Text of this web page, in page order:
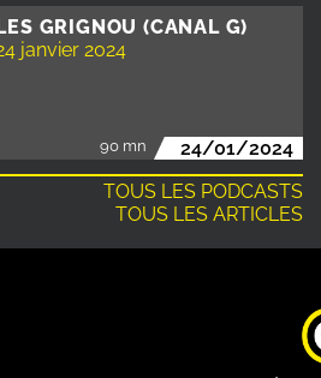
GRIGNOU (CANAL G)
janvier 2024
90 mn
24/01/2024
TOUS LES PODCASTS
TOUS LES ARTICLES